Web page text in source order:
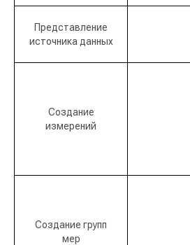
Представление
источника данных
Создание
измерений
Создание групп
мер